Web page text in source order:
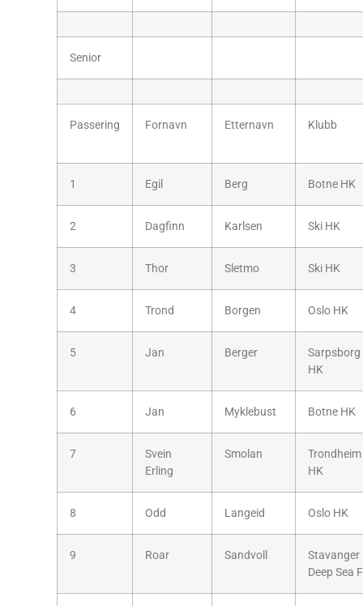
Senior
Passering Fornavn Etternavn Klubb
1 Egil Berg Botne HK
2 Dagfinn Karlsen Ski HK
3 Thor Sletmo Ski HK
4 Trond Borgen Oslo HK
5 Jan Berger
Sarpsborg
HK
6 Jan Myklebust Botne HK
7
Svein
Erling
Smolan
Trondheim
HK
8 Odd Langeid Oslo HK
9 Roar Sandvoll
Stavanger
Deep Sea